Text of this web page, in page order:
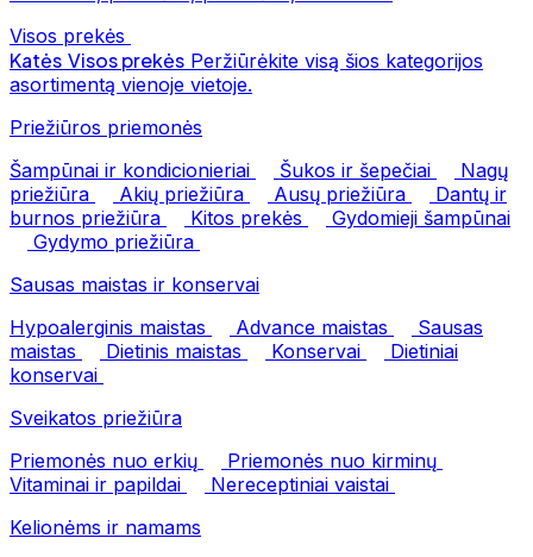
Visos prekės
Katės Visos prekės Peržiūrėkite visą šios kategorijos
asortimentą vienoje vietoje.
Priežiūros priemonės
Šampūnai ir kondicionieriai
Šukos ir šepečiai
Nagų
priežiūra
Akių priežiūra Ausų priežiūra
Dantų ir
burnos priežiūra
Kitos prekės
Gydomieji šampūnai
Gydymo priežiūra
Sausas maistas ir konservai
Hypoalerginis maistas
Advance maistas
Sausas
maistas
Dietinis maistas Konservai
Dietiniai
konservai
Sveikatos priežiūra
Priemonės nuo erkių
Priemonės nuo kirminų
Vitaminai ir papildai
Nereceptiniai vaistai
Kelionėms ir namams